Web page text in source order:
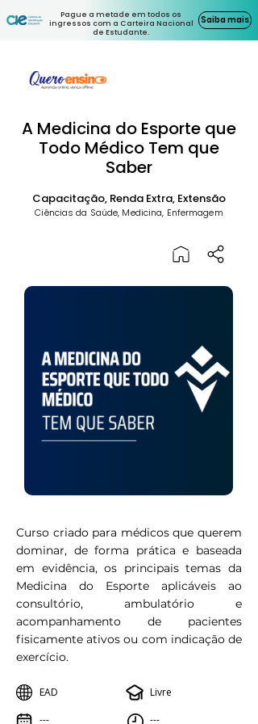
Pague a metade em todos os
ingressos com a Carteira Nacional
de Estudante.
Saiba mais
A Medicina do Esporte que
Todo Médico Tem que
Saber
Capacitação, Renda Extra, Extensão
Ciências da Saúde, Medicina, Enfermagem
Curso criado para médicos que querem
dominar, de forma prática e baseada
em evidência, os principais temas da
Medicina do Esporte aplicáveis ao
consultório, ambulatório e
acompanhamento de pacientes
fisicamente ativos ou com indicação de
exercício.
EAD
---
Livre
---